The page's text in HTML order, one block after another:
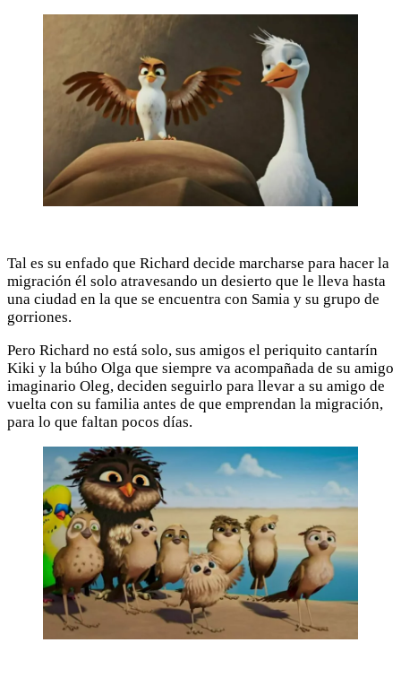
Tal es su enfado que Richard decide marcharse para hacer la
migración él solo atravesando un desierto que le lleva hasta
una ciudad en la que se encuentra con Samia y su grupo de
gorriones.
Pero Richard no está solo, sus amigos el periquito cantarín
Kiki y la búho Olga que siempre va acompañada de su amigo
imaginario Oleg, deciden seguirlo para llevar a su amigo de
vuelta con su familia antes de que emprendan la migración,
para lo que faltan pocos días.